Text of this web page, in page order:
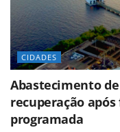
CIDADES
Abastecimento
recuperação
programada